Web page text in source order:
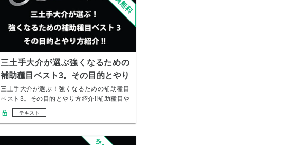
三土手大介が選ぶ強くなるための
補助種目ベスト3。その目的とやり
方紹介
三土手大介が選ぶ！強くなるための補助種目
ベスト3。その目的とやり方紹介!!補助種目や
ってま…
テキスト